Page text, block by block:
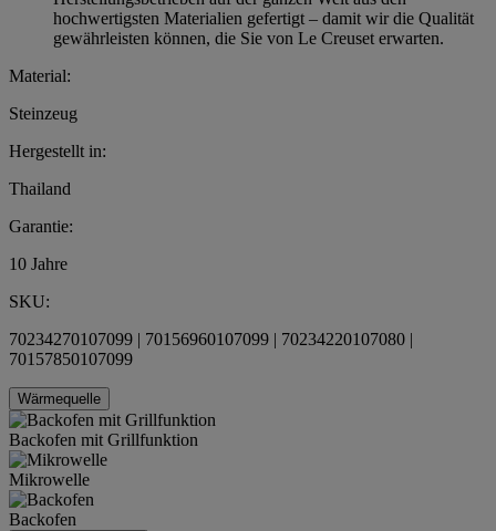
hochwertigsten Materialien gefertigt – damit wir die Qualität
gewährleisten können, die Sie von Le Creuset erwarten.
Material:
Steinzeug
Hergestellt in:
Thailand
Garantie:
10 Jahre
SKU:
70234270107099 | 70156960107099 | 70234220107080 |
70157850107099
Wärmequelle
Backofen mit Grillfunktion
Mikrowelle
Backofen